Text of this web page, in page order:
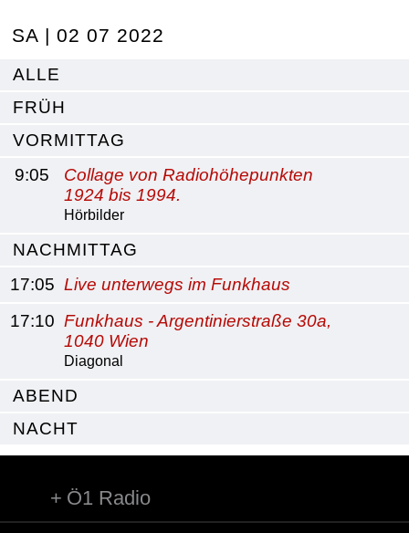
SA | 02 07 2022
ALLE
FRÜH
VORMITTAG
9:05
Collage von Radiohöhepunkten
1924 bis 1994.
Hörbilder
NACHMITTAG
17:05 Live unterwegs im Funkhaus
17:10 Funkhaus - Argentinierstraße 30a,
1040 Wien
Diagonal
ABEND
NACHT
Ö1 Radio